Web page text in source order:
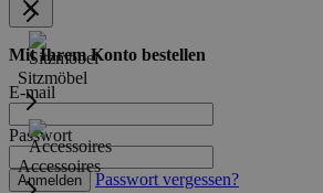
Sitzmöbel
Accessoires
Mit Ihrem Konto bestellen
E-mail
Passwort
Anmelden Passwort vergessen?